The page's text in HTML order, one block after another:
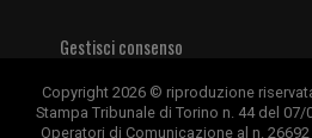
Gestisci consenso
Copyright 2026 © riproduzione
Stampa Tribunale di Torino n. 44 del
Operatori di Comunicazione al n.